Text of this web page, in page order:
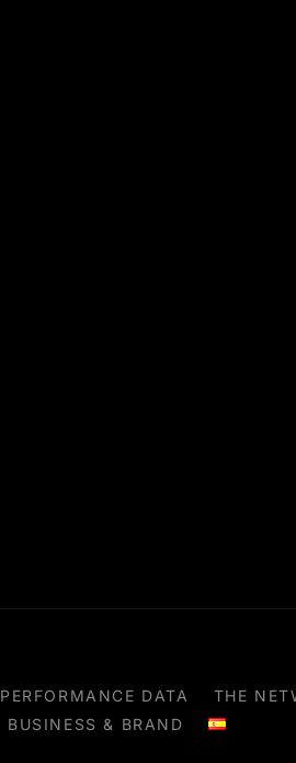
PERFORMANCE DATA
THE
BUSINESS & BRAND